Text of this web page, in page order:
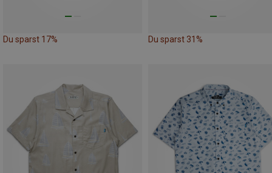
Du sparst 17% Du sparst 31%